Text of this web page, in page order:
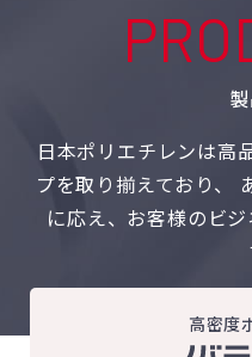
日本ポリエチレンは高
プを取り揃えており、
に応え、お客様のビ
高密度